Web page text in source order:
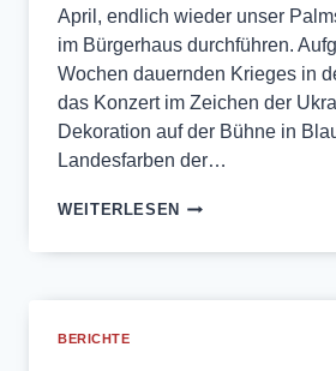
April, endlich wieder unser
im Bürgerhaus durchführen.
Wochen dauernden Krieges in
das Konzert im Zeichen der
Dekoration auf der Bühne in
Landesfarben der…
WEITERLESEN
10.
BERICHTE